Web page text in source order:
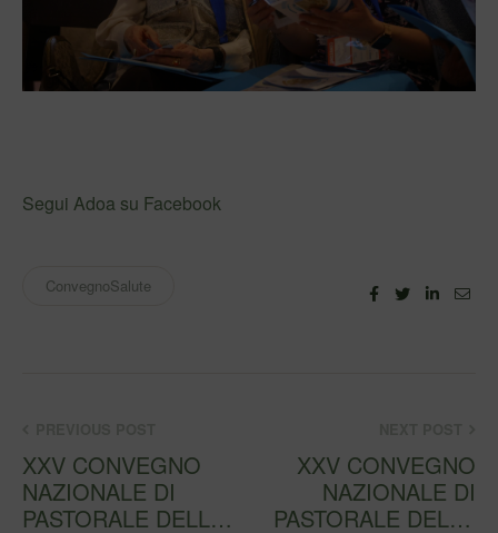
Segui Adoa su Facebook
ConvegnoSalute FacebookTwitter
XXV CONVEGNO
NAZIONALE DI
PASTORALE DELLA
XXV CONVEGNO
NAZIONALE DI
PASTORALE DELLA